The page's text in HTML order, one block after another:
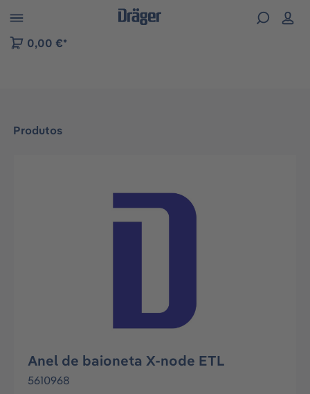
to B2B platform navigation
0,00 €*
Produtos
Ignorar galeria de imagens
Anel de baioneta X-node ETL
5610968